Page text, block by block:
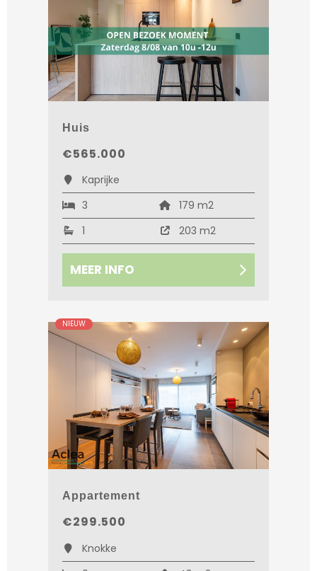
Huis
€565.000
Kaprijke
3
179 m2
1
203 m2
MEER INFO
NIEUW
Appartement
€299.500
Knokke